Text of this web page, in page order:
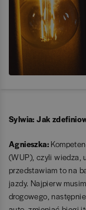
Sylwia: Jak
Agnieszka:
(WUP), czyli wiedza,
przedstawiam to na
jazdy. Najpierw
drogowego,